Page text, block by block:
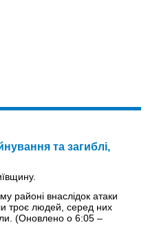
та загиблі,
районі внаслідок атаки
троє людей, серед них
(Оновлено о 6:05 –